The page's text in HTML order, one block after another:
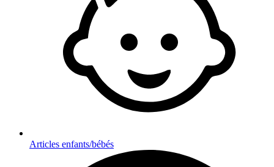
Articles enfants/bébés